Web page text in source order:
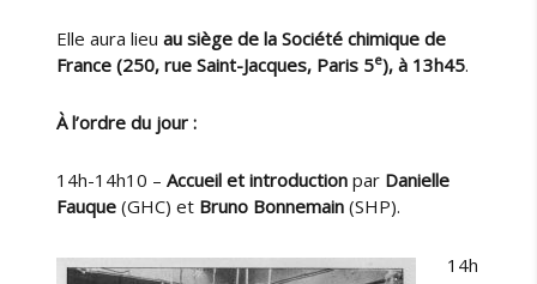
»
p
e
i
Elle aura lieuau siège de la Société chimique de
France (250, rue Saint-Jacques, Paris 5e), à 13h45.
À l’ordre du jour :
14h-14h10 –Accueil et introduction par Danielle
Fauque(GHC) et Bruno Bonnemain(SHP).
14h